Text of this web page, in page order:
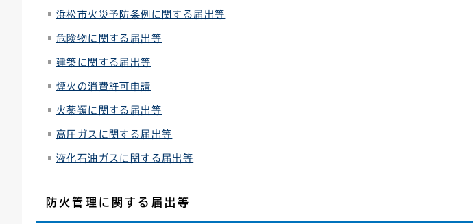
浜松市火災予防条例に関する届出等
危険物に関する届出等
建築に関する届出等
煙火の消費許可申請
火薬類に関する届出等
高圧ガスに関する届出等
液化石油ガスに関する届出等
防火管理に関する届出等